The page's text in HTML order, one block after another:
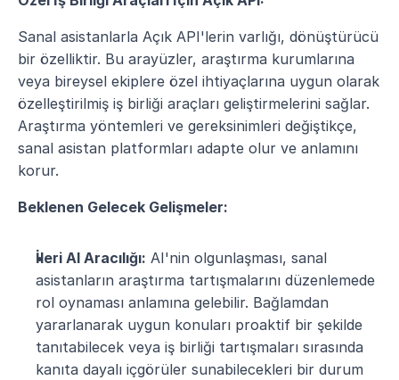
Sanal asistanlarla Açık API'lerin varlığı, dönüştürücü
bir özelliktir. Bu arayüzler, araştırma kurumlarına
veya bireysel ekiplere özel ihtiyaçlarına uygun olarak
özelleştirilmiş iş birliği araçları geliştirmelerini sağlar.
Araştırma yöntemleri ve gereksinimleri değiştikçe,
sanal asistan platformları adapte olur ve anlamını
korur.
Beklenen Gelecek Gelişmeler:
İleri AI Aracılığı: AI'nin olgunlaşması, sanal
asistanların araştırma tartışmalarını düzenlemede
rol oynaması anlamına gelebilir. Bağlamdan
yararlanarak uygun konuları proaktif bir şekilde
tanıtabilecek veya iş birliği tartışmaları sırasında
kanıta dayalı içgörüler sunabilecekleri bir durum